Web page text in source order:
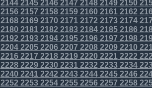
2144214521462147 214821492150
21562157 21582159216021612162
21682169217021712172 21732174
218021812182 2183218421852186
2192 21932194219521962197 2198
2204220522062207 220822092210
22162217 22182219222022212222
22282229223022312232 22332234
224022412242 2243224422452246
2252 22532254225522562257 2258